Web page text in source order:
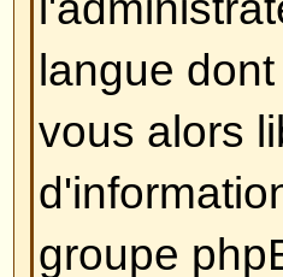
Revenir en haut
Comment
?
A moins que
modérateur du